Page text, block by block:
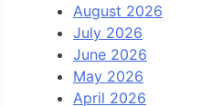
August 2026
July 2026
June 2026
May 2026
April 2026